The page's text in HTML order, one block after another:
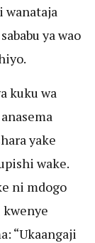
wanataja
ya wao
kuku wa
yake
wake.
ni mdogo
“Ukaangaji